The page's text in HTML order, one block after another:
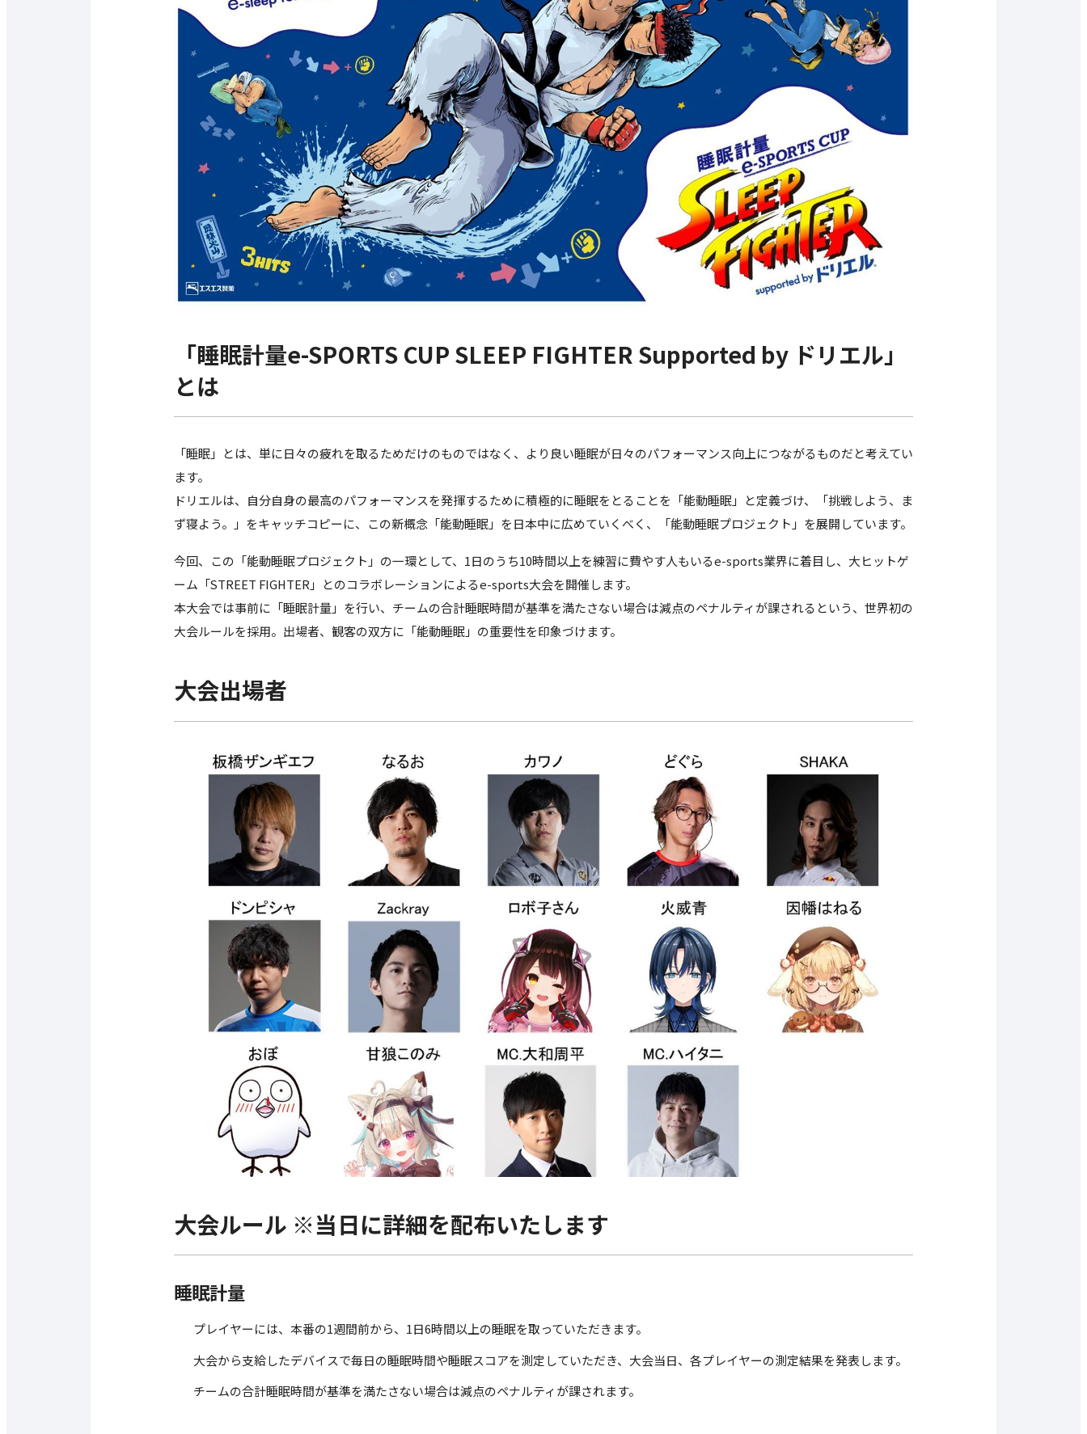
「睡眠計量e-SPORTS CUP SLEEP FIGHTER Supported by ドリエル」
とは
「睡眠」とは、単に日々の疲れを取るためだけのものではなく、より良い睡眠が日々のパフォーマンス向上につながるものだと考えてい
ます。
ドリエルは、自分自身の最高のパフォーマンスを発揮するために積極的に睡眠をとることを「能動睡眠」と定義づけ、「挑戦しよう、ま
ず寝よう。」をキャッチコピーに、この新概念「能動睡眠」を日本中に広めていくべく、「能動睡眠プロジェクト」を展開しています。
今回、この「能動睡眠プロジェクト」の一環として、1日のうち10時間以上を練習に費やす人もいるe-sports業界に着目し、大ヒットゲ
ーム「STREET FIGHTER」とのコラボレーションによるe-sports大会を開催します。
本大会では事前に「睡眠計量」を行い、チームの合計睡眠時間が基準を満たさない場合は減点のペナルティが課されるという、世界初の
大会ルールを採用。出場者、観客の双方に「能動睡眠」の重要性を印象づけます。
大会出場者
大会ルール ※当日に詳細を配布いたします
睡眠計量
プレイヤーには、本番の1週間前から、1日6時間以上の睡眠を取っていただきます。
大会から支給したデバイスで毎日の睡眠時間や睡眠スコアを測定していただき、大会当日、各プレイヤーの測定結果を発表します。
チームの合計睡眠時間が基準を満たさない場合は減点のペナルティが課されます。